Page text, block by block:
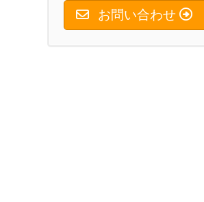
お問い合わせ